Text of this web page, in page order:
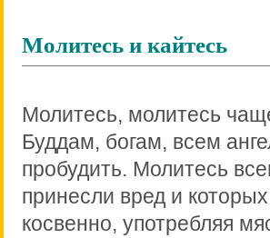
Молитесь и кайтесь
Молитесь, молитесь
Буддам, богам, всем
пробудить. Молитесь
принесли вред и
косвенно, употребляя